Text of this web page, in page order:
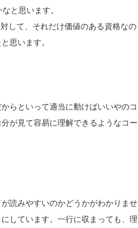
と思います。
して、それだけ価値のある資格なの
思います。
らといって適当に動けばいいやのコ
が見て容易に理解できるようなコー
読みやすいのかどうかがわかりませ
しています。一行に収まっても、理